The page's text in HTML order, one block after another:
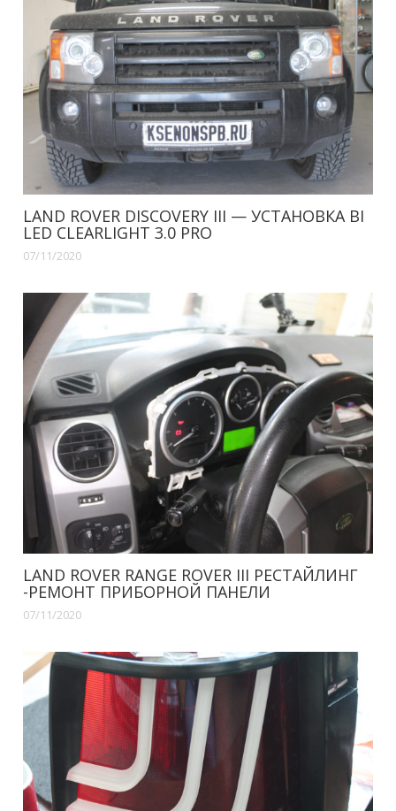
LAND ROVER DISCOVERY III — УСТАНОВКА BI
LED CLEARLIGHT 3.0 PRO
07/11/2020
LAND ROVER RANGE ROVER III РЕСТАЙЛИНГ
-РЕМОНТ ПРИБОРНОЙ ПАНЕЛИ
07/11/2020